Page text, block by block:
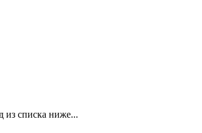
из списка ниже...